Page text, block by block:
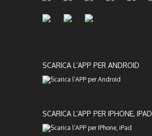
SCARICA L’APP PER ANDROID
SCARICA L’APP PER IPHONE, IPAD